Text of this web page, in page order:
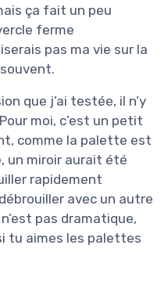
ça fait un peu
ferme
pas ma vie sur la
que j’ai testée, il n’y
moi, c’est un petit
comme la palette est
un miroir aurait été
rapidement
avec un autre
pas dramatique,
tu aimes les palettes